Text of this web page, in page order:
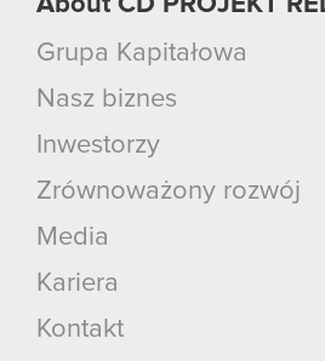
Grupa Kapitałowa
Nasz biznes
Inwestorzy
Zrównoważony rozwój
Media
Kariera
Kontakt